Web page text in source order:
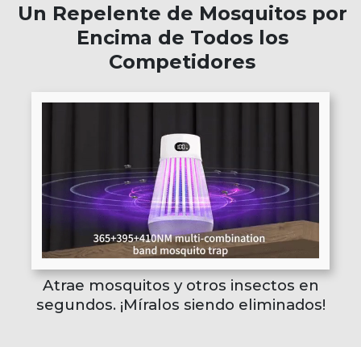
Un Repelente de Mosquitos por
Encima de Todos los
Competidores
Atrae mosquitos y otros insectos en
segundos. ¡Míralos siendo eliminados!